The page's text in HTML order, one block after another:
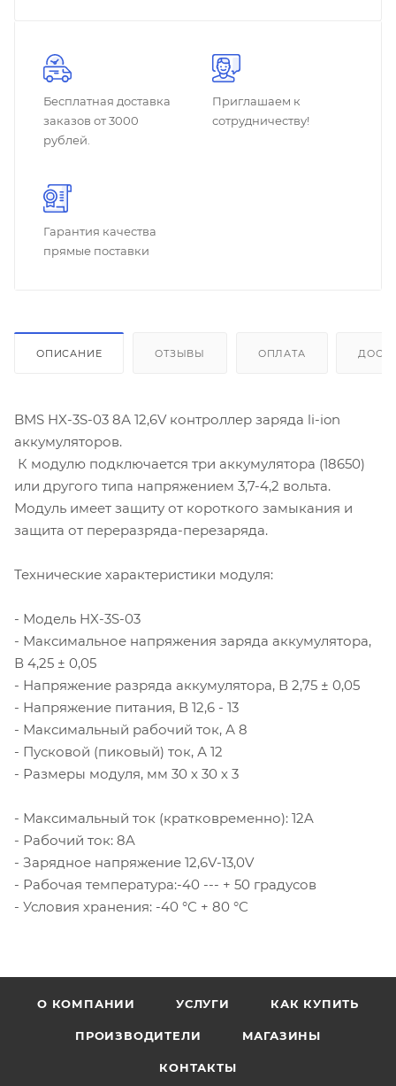
Бесплатная доставка
заказов от 3000
рублей.
Приглашаем к
сотрудничеству!
Гарантия качества
прямые поставки
ОПИСАНИЕ ОТЗЫВЫ ОПЛАТА
BMS HX-3S-03 8А 12,6V контроллер заряда li-ion
аккумуляторов.
К модулю подключается три аккумулятора (18650)
или другого типа напряжением 3,7-4,2 вольта.
Модуль имеет защиту от короткого замыкания и
защита от переразряда-перезаряда.
Технические характеристики модуля:
- Модель HX-3S-03
- Максимальное напряжения заряда аккумулятора,
В 4,25 ± 0,05
- Напряжение разряда аккумулятора, В 2,75 ± 0,05
- Напряжение питания, В 12,6 - 13
- Максимальный рабочий ток, А 8
- Пусковой (пиковый) ток, А 12
- Размеры модуля, мм 30 х 30 х 3
- Максимальный ток (кратковременно): 12A
- Рабочий ток: 8A
- Зарядное напряжение 12,6V-13,0V
- Рабочая температура:-40 --- + 50 градусов
- Условия хранения: -40 °С + 80 °С
О КОМПАНИИ УСЛУГИ КАК КУПИТЬ
ПРОИЗВОДИТЕЛИ МАГАЗИНЫ
КОНТАКТЫ